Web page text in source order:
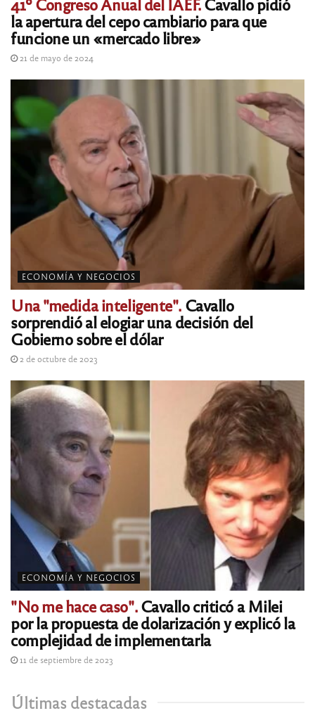
la apertura del cepo cambiario para que
funcione un «mercado libre»
21 de mayo de 2024
ECONOMÍA Y NEGOCIOS
Una "medida inteligente". Cavallo
sorprendió al elogiar una decisión del
Gobierno sobre el dólar
2 de octubre de 2023
ECONOMÍA Y NEGOCIOS
"No me hace caso".Cavallo criticó a Milei
por la propuesta de dolarización y explicó la
complejidad de implementarla
11 de septiembre de 2023
Últimas destacadas